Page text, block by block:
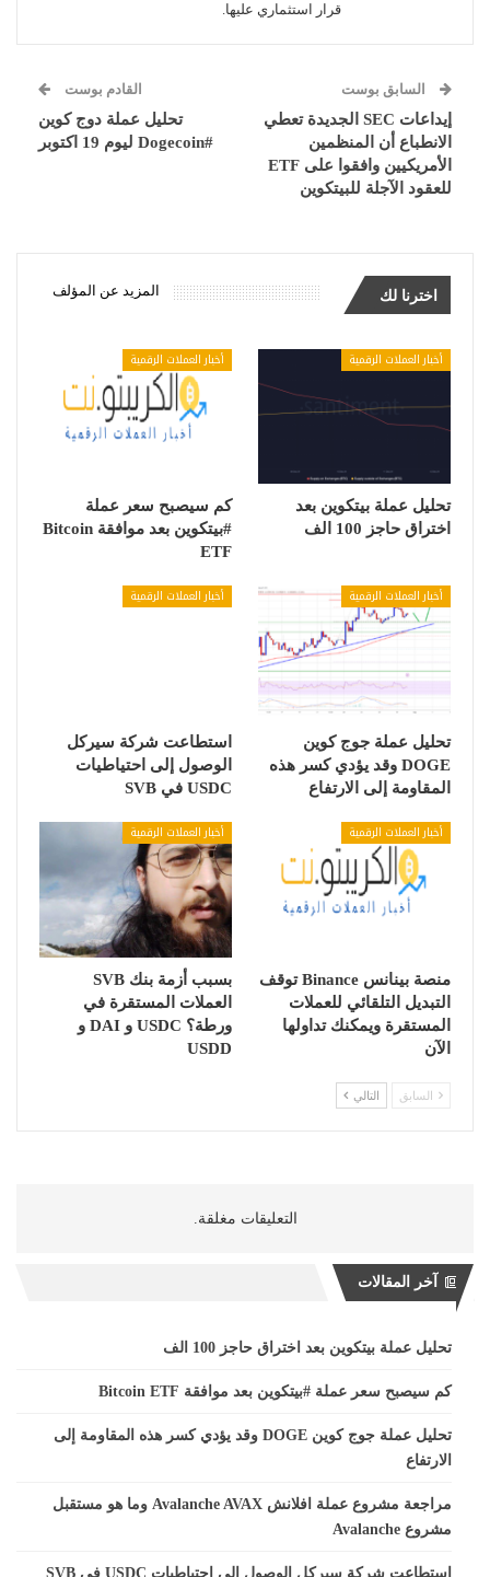
قرار استثماري عليها.
السابق بوست
إيداعات SEC الجديدة تعطي
الانطباع أن المنظمين
الأمريكيين وافقوا على ETF
للعقود الآجلة للبيتكوين
القادم بوست
تحليل عملة دوج كوين
#Dogecoin ليوم 19 اكتوبر
اخترنا لك المزيد عن المؤلف
أخبار العملات الرقمية
تحليل عملة بيتكوين بعد
اختراق حاجز 100 الف
أخبار العملات الرقمية
كم سيصبح سعر عملة
#بيتكوين بعد موافقة Bitcoin
ETF
أخبار العملات الرقمية
تحليل عملة جوج كوين
DOGE وقد يؤدي كسر هذه
المقاومة إلى الارتفاع
أخبار العملات الرقمية
استطاعت شركة سيركل
الوصول إلى احتياطيات
USDC في SVB
أخبار العملات الرقمية
منصة بينانس Binance توقف
التبديل التلقائي للعملات
المستقرة ويمكنك تداولها
الآن
أخبار العملات الرقمية
بسبب أزمة بنك SVB
العملات المستقرة في
ورطة؟ USDC و DAI و
USDD
السابق التالي
التعليقات مغلقة.
آخر المقالات
تحليل عملة بيتكوين بعد اختراق حاجز 100 الف
كم سيصبح سعر عملة #بيتكوين بعد موافقة Bitcoin ETF
تحليل عملة جوج كوين DOGE وقد يؤدي كسر هذه المقاومة إلى
الارتفاع
مراجعة مشروع عملة افلانش Avalanche AVAX وما هو مستقبل
مشروع Avalanche
استطاعت شركة سيركل الوصول إلى احتياطيات USDC في SVB